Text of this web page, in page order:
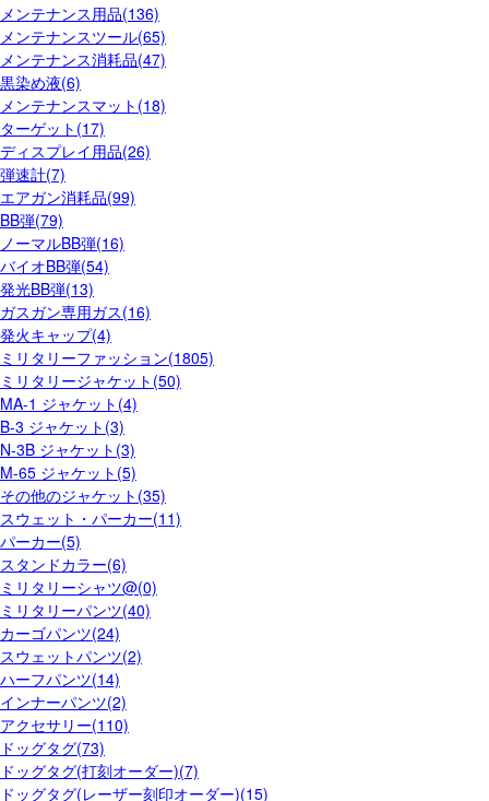
メンテナンス用品(136)
メンテナンスツール(65)
メンテナンス消耗品(47)
黒染め液(6)
メンテナンスマット(18)
ターゲット(17)
ディスプレイ用品(26)
弾速計(7)
エアガン消耗品(99)
BB弾(79)
ノーマルBB弾(16)
バイオBB弾(54)
発光BB弾(13)
ガスガン専用ガス(16)
発火キャップ(4)
ミリタリーファッション(1805)
ミリタリージャケット(50)
MA-1 ジャケット(4)
B-3 ジャケット(3)
N-3B ジャケット(3)
M-65 ジャケット(5)
その他のジャケット(35)
スウェット・パーカー(11)
パーカー(5)
スタンドカラー(6)
ミリタリーシャツ@(0)
ミリタリーパンツ(40)
カーゴパンツ(24)
スウェットパンツ(2)
ハーフパンツ(14)
インナーパンツ(2)
アクセサリー(110)
ドッグタグ(73)
ドッグタグ(打刻オーダー)(7)
ドッグタグ(レーザー刻印オーダー)(15)